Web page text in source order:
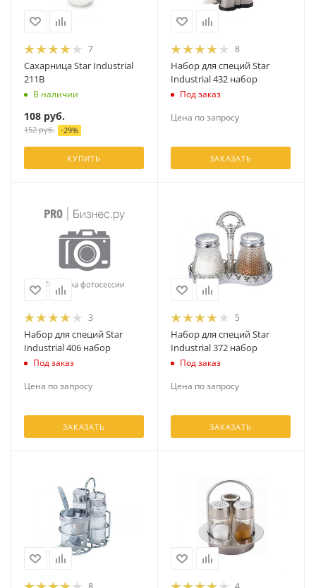
7
Сахарница Star Industrial
211В
В наличии
108 руб.
152руб. -29%
КУПИТЬ
8
Набор для специй Star
Industrial 432 набор
Под заказ
Цена по запросу
ЗАКАЗАТЬ
3
Набор для специй Star
Industrial 406 набор
Под заказ
Цена по запросу
ЗАКАЗАТЬ
5
Набор для специй Star
Industrial 372 набор
Под заказ
Цена по запросу
ЗАКАЗАТЬ